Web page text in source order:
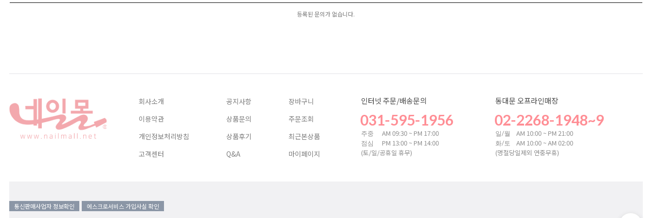
등록된 문의가 없습니다.
회사소개
이용약관
개인정보처리방침
고객센터
공지사항
상품문의
상품후기
Q&A
장바구니
주문조회
최근본상품
마이페이지
인터넷 주문/배송문의
031-595-1956
주중 AM 09:30 ~ PM 17:00
점심
PM 13:00 ~ PM 14:00
(토/일/공휴일 휴무)
동대문 오프라인매장
02-2268-1948~9
일/월 AM 10:00 ~ PM 21:00
화/토
AM 10:00 ~ AM 02:00
(명절당일제외 연중무휴)
통신판매사업자 정보확인 에스크로서비스 가입사실 확인